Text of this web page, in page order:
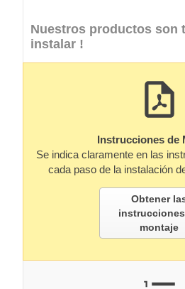
Nuestros productos son
instalar !
Instrucciones de
Se indica claramente en las
cada paso de la instalación
Obtener
montaje